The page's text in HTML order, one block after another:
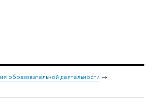
образовательной деятельности →